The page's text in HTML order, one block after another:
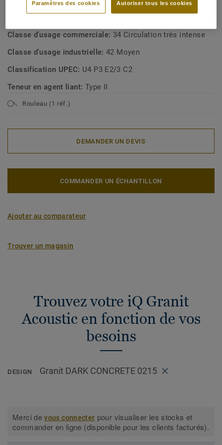
Type de revêtement de sol:
Homogeneous vinyl flooring
Classe d'usage commerciale: 34 Circulation très intense
Classe d'usage industrielle:42 Moyen
Classification UPEC: U4 P3 E2/3 C2
Teneur en agent liant: Type II
Rouleau (1 réf.)
DEMANDER UN DEVIS
COMMANDER UN ÉCHANTILLON
Ajouter au comparateur
Trouver un magasin
Trouvez votre iQ Granit
Acoustic en fonction de vos
besoins
DESIGN Granit DARK CONCRETE 0215
Merci devous connecter pour visualiser les stocks et
commander en ligne (disponible pour les clients facturés).
Autoriser tous les cookies
Paramètres des cookies